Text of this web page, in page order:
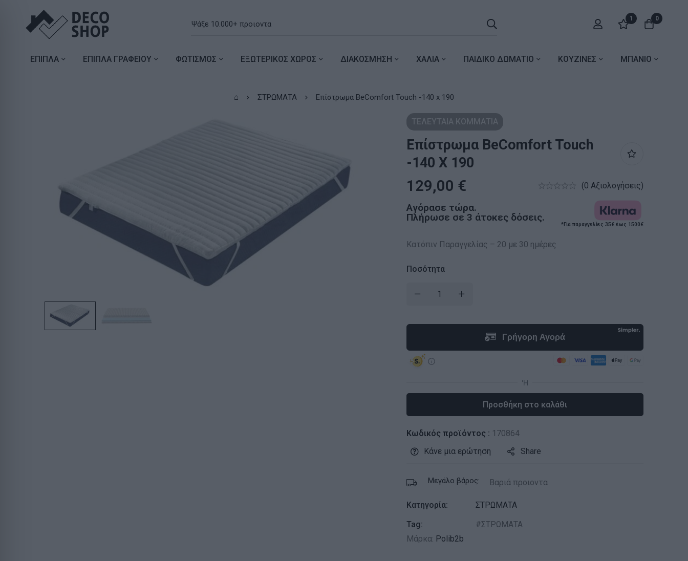
1 0
ΕΠΙΠΛΑ ΕΠΙΠΛΑ ΓΡΑΦΕΙΟΥ ΦΩΤΙΣΜΟΣ ΕΞΩΤΕΡΙΚΟΣ ΧΩΡΟΣ ΔΙΑΚΟΣΜΗΣΗ ΧΑΛΙΑ ΠΑΙΔΙΚΟ ΔΩΜΑΤΙΟ ΚΟΥΖΙΝΕΣ ΜΠΑΝΙΟ
⌂ ΣΤΡΩΜΑΤΑ Επίστρωμα BeComfort Touch -140 x 190
ΤΕΛΕΥΤΑΙΑ ΚΟΜΜΑΤΙΑ
Επίστρωμα BeComfort Touch
-140 X 190
129,00 € (0 Αξιολογήσεις)
Αγόρασε τώρα.
Πλήρωσε σε 3 άτοκες δόσεις.
*Για παραγγελίες 35€ έως 1500€
Κατόπιν Παραγγελίας – 20 με 30 ημέρες
Ποσότητα
Προσθήκη στο καλάθι
Κωδικός προϊόντος : 170864
Κάνε μια ερώτηση
Share
Μεγάλο βάρος: Βαριά προιοντα
Κατηγορία:
ΣΤΡΩΜΑΤΑ
Tag:
ΣΤΡΩΜΑΤΑ
Μάρκα: Polib2b